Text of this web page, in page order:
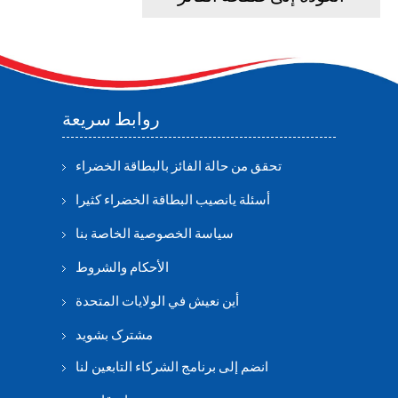
روابط سريعة
تحقق من حالة الفائز بالبطاقة الخضراء
أسئلة يانصيب البطاقة الخضراء كثيرا
سياسة الخصوصية الخاصة بنا
الأحكام والشروط
أين نعيش في الولايات المتحدة
مشترک بشوید
انضم إلى برنامج الشركاء التابعين لنا